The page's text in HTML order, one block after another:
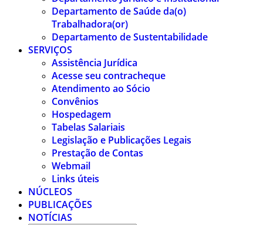
Departamento de Saúde da(o)
Trabalhadora(or)
Departamento de Sustentabilidade
SERVIÇOS
Assistência Jurídica
Acesse seu contracheque
Atendimento ao Sócio
Convênios
Hospedagem
Tabelas Salariais
Legislação e Publicações Legais
Prestação de Contas
Webmail
Links úteis
NÚCLEOS
PUBLICAÇÕES
NOTÍCIAS